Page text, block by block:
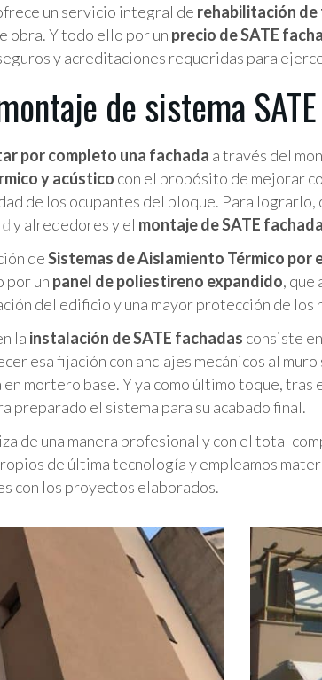
un servicio integral de rehabilitación de
obra. Y todo ello por un precio de SATE
y acreditaciones requeridas para
de sistema
por completo una fachada a través del
y acústico con el propósito de mejorar
de los ocupantes del bloque. Para
y alrededores y el montaje de SATE
deSistemas de Aislamiento Térmico por
por un panel de poliestireno expandido, que
del edificio y una mayor protección de
la instalación de SATE fachadas consiste
esa fijación con anclajes mecánicos al
mortero base. Y ya como último toque,
preparado el sistema para su acabado final.
de una manera profesional y con el total
de última tecnología y empleamos
con los proyectos elaborados.